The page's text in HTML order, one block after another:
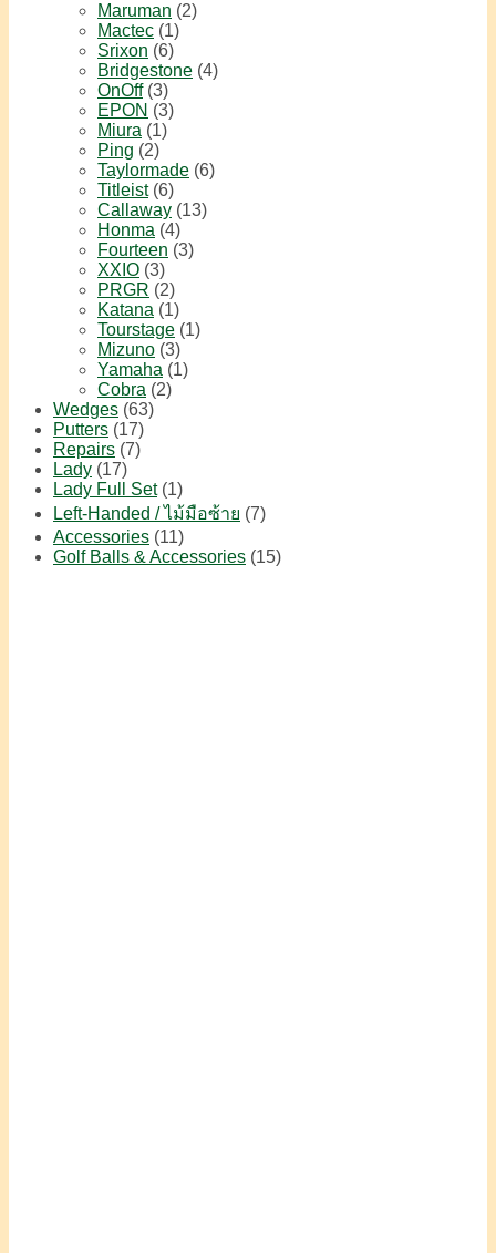
Maruman (2)
Mactec (1)
Srixon (6)
Bridgestone (4)
OnOff (3)
EPON (3)
Miura (1)
Ping (2)
Taylormade (6)
Titleist (6)
Callaway (13)
Honma (4)
Fourteen (3)
XXIO (3)
PRGR (2)
Katana (1)
Tourstage (1)
Mizuno (3)
Yamaha (1)
Cobra (2)
Wedges (63)
Putters (17)
Repairs (7)
Lady (17)
Lady Full Set (1)
Left-Handed / ไม้มือซ้าย (7)
Accessories (11)
Golf Balls & Accessories (15)